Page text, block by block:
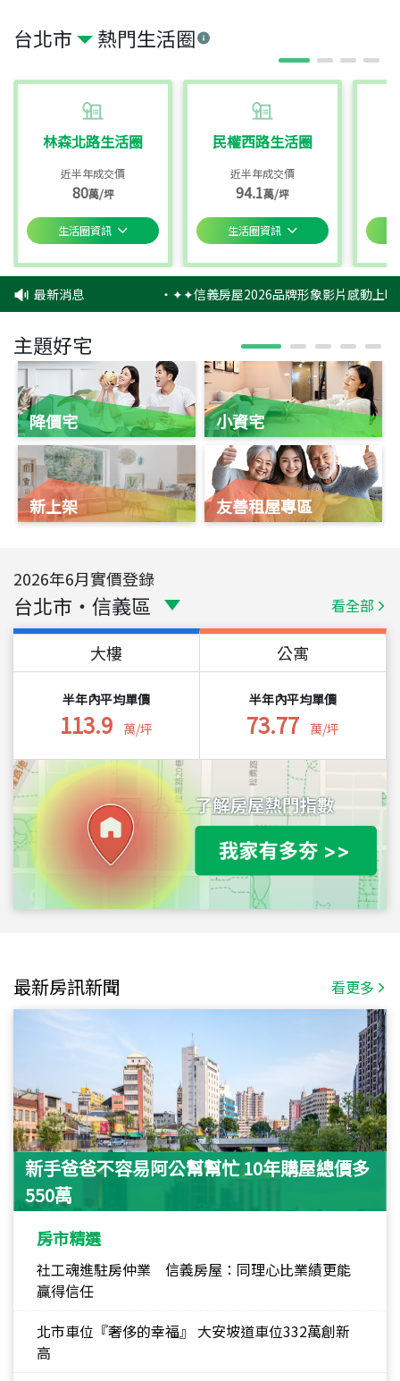
台北市 熱門生活圈
林森北路生活圈
近半年成交價
80萬/坪
生活圈資訊
民權西路生活圈
近半年成交價
94.1萬/坪
生活圈資訊
最新消息 ‧✦✦信義房屋2026品牌形象影片感動上
主題好宅
降價宅
新上架
小資宅
友善租屋專區
2026年6月實價登錄
台北市 ・ 信義區 看全部
大樓
半年內平均單價
113.9 萬/坪
公寓
半年內平均單價
73.77 萬/坪
最新房訊新聞 看更多
新手爸爸不容易阿公幫幫忙 10年購屋總價多
550萬
房市精選
社工魂進駐房仲業 信義房屋：同理心比業績更能
贏得信任
北市車位『奢侈的幸福』 大安坡道車位332萬創新
高